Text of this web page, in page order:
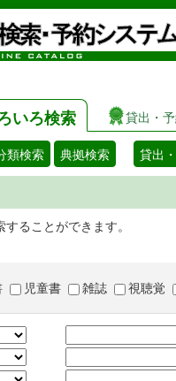
いろ検索 貸出・
類検索 典拠検索 貸出
ることができます。
児童書 雑誌 視聴覚